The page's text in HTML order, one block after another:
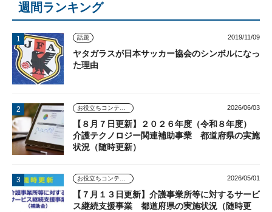
週間ランキング
話題 2019/11/09
ヤタガラスが日本サッカー協会のシンボルになっ
た理由
お役立ちコンテンツ 2026/06/03
【８月７日更新】２０２６年度（令和８年度）
介護テクノロジー関連補助事業 都道府県の実施
状況（随時更新）
お役立ちコンテンツ 2026/05/01
【７月１３日更新】介護事業所等に対するサービ
ス継続支援事業 都道府県の実施状況（随時更